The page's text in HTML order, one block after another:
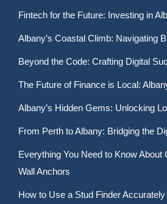
Fintech for the Future: Investing in
Albany’s Coastal Climb: Navigating
Beyond the Code: Crafting Digital
The Future of Finance is Local:
Albany’s Hidden Gems: Unlocking
From Perth to Albany: Bridging the
Everything You Need to Know About
Wall Anchors
How to Use a Stud Finder